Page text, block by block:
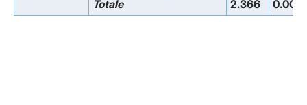
Totale
2.366 0.000